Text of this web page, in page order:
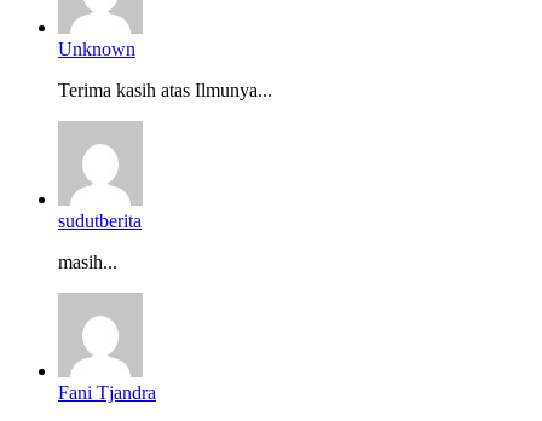
Unknown
Terima kasih atas Ilmunya...
sudutberita
masih...
Fani Tjandra